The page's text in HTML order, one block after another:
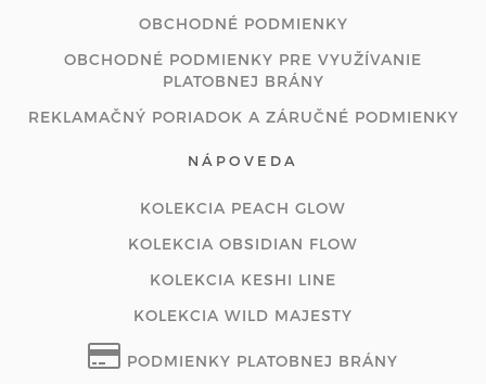
OBCHODNÉ PODMIENKY
OBCHODNÉ PODMIENKY PRE VYUŽÍVANIE
PLATOBNEJ BRÁNY
REKLAMAČNÝ PORIADOK A ZÁRUČNÉ PODMIENKY
NÁPOVEDA
KOLEKCIA PEACH GLOW
KOLEKCIA OBSIDIAN FLOW
KOLEKCIA KESHI LINE
KOLEKCIA WILD MAJESTY
PODMIENKY PLATOBNEJ BRÁNY